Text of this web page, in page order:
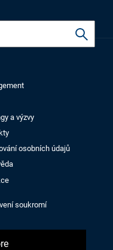
a výzvy
osobních údajů
soukromí